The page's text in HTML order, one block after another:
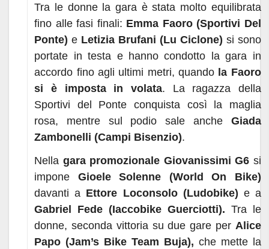
Tra le donne la gara è stata molto equilibrata
fino alle fasi finali: Emma Faoro (Sportivi Del
Ponte) e Letizia Brufani (Lu Ciclone) si sono
portate in testa e hanno condotto la gara in
accordo fino agli ultimi metri, quando la Faoro
si è imposta in volata. La ragazza della
Sportivi del Ponte conquista così la maglia
rosa, mentre sul podio sale anche Giada
Zambonelli (Campi Bisenzio).
Nella gara promozionale Giovanissimi G6 si
impone Gioele Solenne (World On Bike)
davanti a Ettore Loconsolo (Ludobike) e a
Gabriel Fede (Iaccobike Guerciotti). Tra le
donne, seconda vittoria su due gare per Alice
Papo (Jam’s Bike Team Buja), che mette la